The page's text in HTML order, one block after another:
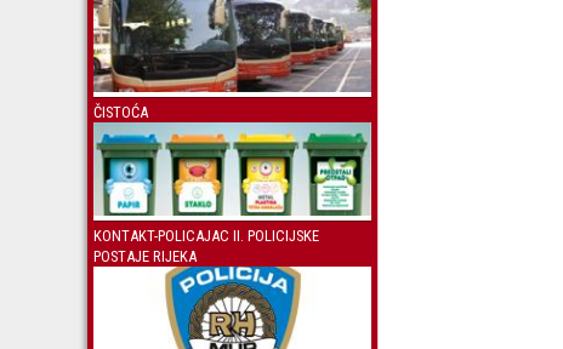
ČISTOĆA
KONTAKT-POLICAJAC II. POLICIJSKE
POSTAJE RIJEKA